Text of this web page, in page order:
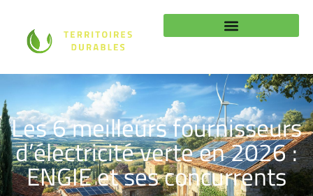
Les 6 meilleurs fournisseurs
d’électricité verte en 2026 :
ENGIE et ses concurrents